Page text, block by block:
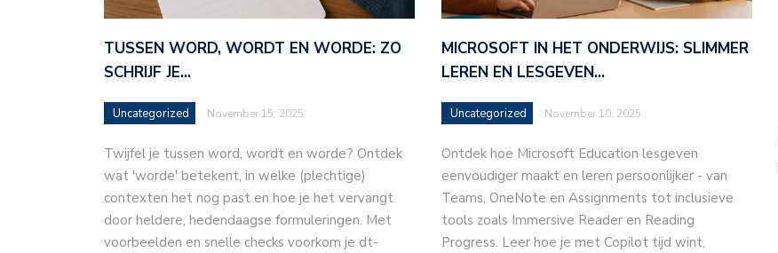
TUSSEN WORD, WORDT EN WORDE: ZO
SCHRIJF JE…
Uncategorized November 15, 2025
Twijfel je tussen word, wordt en worde? Ontdek
wat 'worde' betekent, in welke (plechtige)
contexten het nog past en hoe je het vervangt
door heldere, hedendaagse formuleringen. Met
voorbeelden en snelle checks voorkom je dt-
MICROSOFT IN HET ONDERWIJS: SLIMMER
LEREN EN LESGEVEN…
Uncategorized November 10, 2025
Ontdek hoe Microsoft Education lesgeven
eenvoudiger maakt en leren persoonlijker - van
Teams, OneNote en Assignments tot inclusieve
tools zoals Immersive Reader en Reading
Progress. Leer hoe je met Copilot tijd wint,